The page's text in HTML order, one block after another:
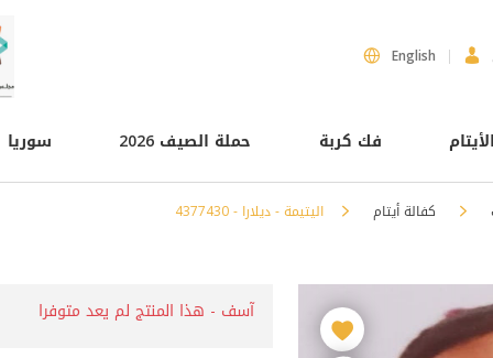
English
فك كربة حملة الصيف 2026 سوريا
كفالة أيتام اليتيمة - ديلارا - 4377430
آسف - هذا المنتج لم يعد متوفرا